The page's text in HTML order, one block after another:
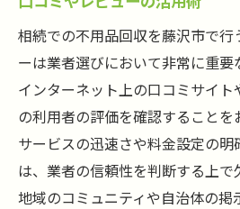
相続での不用品回収を藤沢市で行
ーは業者選びにおいて非常に重要
インターネット上の口コミサイ
の利用者の評価を確認することを
サービスの迅速さや料金設定の
は、業者の信頼性を判断する上で
地域のコミュニティや自治体の掲